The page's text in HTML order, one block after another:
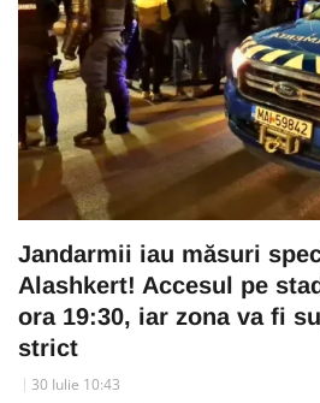
Jandarmii iau măsuri
Alashkert! Accesul pe
ora 19:30, iar zona va fi
strict
30 Iulie 10:43